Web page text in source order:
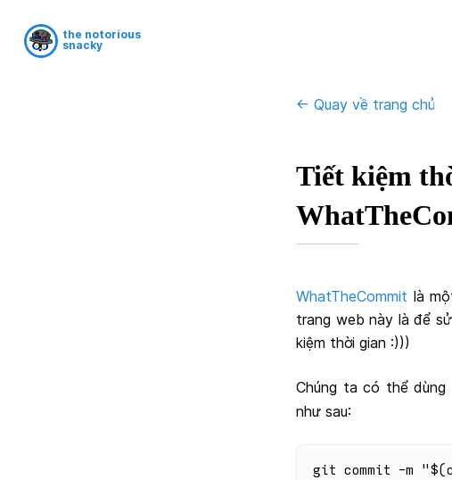
the notorious
snacky
<- Quay về trang chủ
Tiết kiệm
WhatTheCommit là
trang web này là để
kiệm thời gian :)))
Chúng ta có thể dùng
như sau:
git commit -m